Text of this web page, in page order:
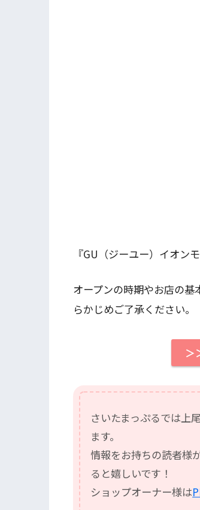
『GU（ジーユー）イオン
オープンの時期やお店の
らかじめご了承ください。
＞
さいたまっぷるでは上
ます。
情報をお持ちの読者様
ると嬉しいです！
ショップオーナー様は